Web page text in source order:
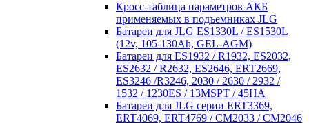
Кросc-таблица параметров АКБ
применяемых в подъемниках JLG
Батареи для JLG ES1330L / ES1530L
(12v, 105-130Ah, GEL-AGM)
Батареи для ES1932 / R1932, ES2032,
ES2632 / R2632, ES2646, ERT2669,
ES3246 /R3246, 2030 / 2630 / 2932 /
1532 / 1230ES / 13MSPT / 45HA
Батареи для JLG серии ERT3369,
ERT4069, ERT4769 / CM2033 / CM2046